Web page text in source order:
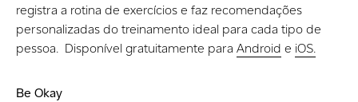
registra a rotina de exercícios e faz recomendações
personalizadas do treinamento ideal para cada tipo de
pessoa. Disponível gratuitamente para Android e iOS.
Be Okay